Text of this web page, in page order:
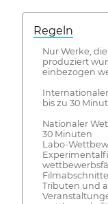
Regeln
Nur Werke,
produziert
einbezogen
bis zu 30
Nationaler
30 Minuten
Labo-
Tributen und